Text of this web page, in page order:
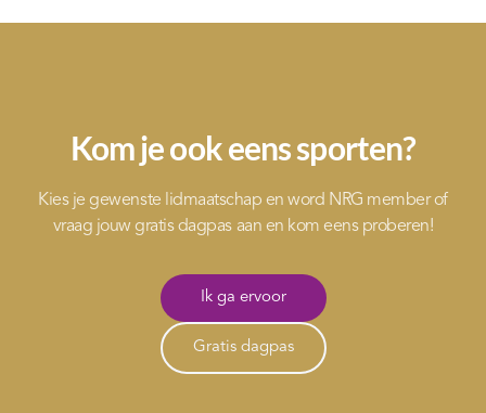
Kom je ook eens sporten?
Kies je gewenste lidmaatschap en word NRG member of
vraag jouw gratis dagpas aan en kom eens proberen!
Ik ga ervoor
Gratis dagpas